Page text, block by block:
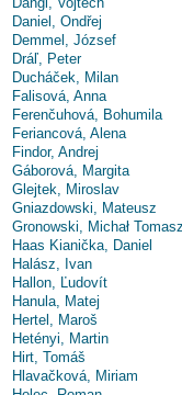
Daniel, Ondřej
Demmel, József
Dráľ, Peter
Ducháček, Milan
Falisová, Anna
Ferenčuhová, Bohumila
Feriancová, Alena
Findor, Andrej
Gáborová, Margita
Glejtek, Miroslav
Gniazdowski, Mateusz
Gronowski, Michał Tomasz
Haas Kianička, Daniel
Halász, Ivan
Hallon, Ľudovít
Hanula, Matej
Hertel, Maroš
Hetényi, Martin
Hirt, Tomáš
Hlavačková, Miriam